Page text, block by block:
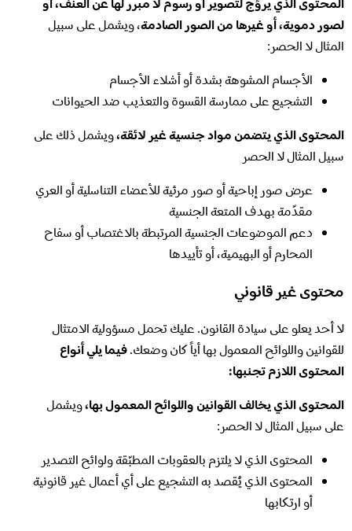
لصور دموية، أو غيرها من الصور الصادمة، ويشمل على سبيل
المثال لا الحصر:
الأجسام المشوهة بشدة أو أشلاء الأجسام
التشجيع على ممارسة القسوة والتعذيب ضد الحيوانات
المحتوى الذي يتضمن مواد جنسية غير لائقة،ويشمل ذلك على
سبيل المثال لا الحصر
عرض صور إباحية أو صور مرئية للأعضاء التناسلية أو العري
مقدّمة بهدف المتعة الجنسية
دعم الموضوعات الجنسية المرتبطة بالاغتصاب أو سفاح
المحارم أو البهيمية، أو تأييدها
محتوى غير قانوني
لا أحد يعلو على سيادة القانون. عليك تحمل مسؤولية الامتثال
للقوانين واللوائح المعمول بها أياً كان وضعك.فيما يلي أنواع
المحتوى اللازم تجنبها:
المحتوى الذي يخالف القوانين واللوائح المعمول بها،ويشمل
على سبيل المثال لا الحصر:
المحتوى الذي لا يلتزم بالعقوبات المطبّقة ولوائح التصدير
المحتوى الذي يُقصد به التشجيع على أي أعمال غير قانونية
أو ارتكابها